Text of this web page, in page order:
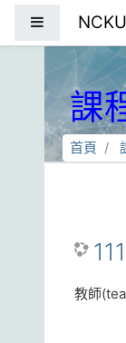
課
首頁
教師